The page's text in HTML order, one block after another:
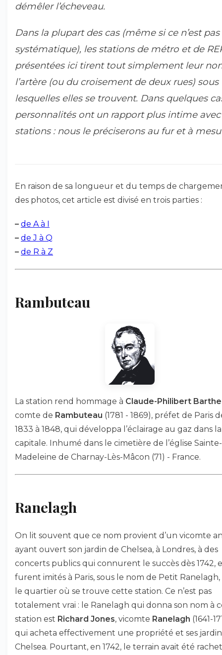
démêler l’écheveau.
Dans la plupart des cas (même si ce n’est pas
systématique), les stations de métro et de
présentées ici tirent tout simplement leur
l’artère (ou du croisement de deux rues) sous
lesquelles elles se trouvent. Dans quelques
personnalités ont un rapport plus intime avec
stations : nous le préciserons au fur et à
En raison de sa longueur et du temps de
des photos, cet article est divisé en trois parties :
– de A à I
– de J à Q
– de R à Z
Rambuteau
La station rend hommage à Claude-Philibert
comte de Rambuteau (1781 - 1869), préfet de Paris
1833 à 1848, qui développa l’éclairage au gaz dans la
capitale. Inhumé dans le cimetière de l’église Sainte-
Madeleine de Charnay-Lès-Mâcon (71) - France.
Ranelagh
On lit souvent que ce nom provient d’un vicomte
ayant ouvert son jardin de Chelsea, à Londres, à des
concerts publics qui connurent le succès dès 1742,
furent imités à Paris, sous le nom de Petit Ranelagh,
le quartier où se trouve cette station. Ce n’est pas
totalement vrai : le Ranelagh qui donna son nom à
station est Richard Jones, vicomte Ranelagh (1641-
qui acheta effectivement une propriété et ses
Chelsea. Pourtant, en 1742, le terrain avait été